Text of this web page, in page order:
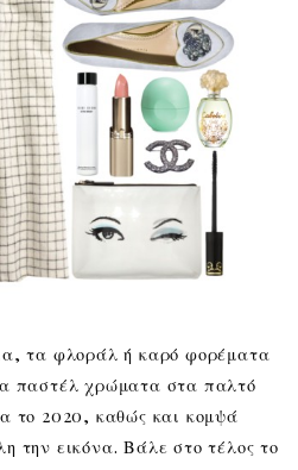
τα φλοράλ ή καρό φορέματα
παστέλ χρώματα στα παλτό
το 2020, καθώς και κομψά
την εικόνα. Βάλε στο τέλος το